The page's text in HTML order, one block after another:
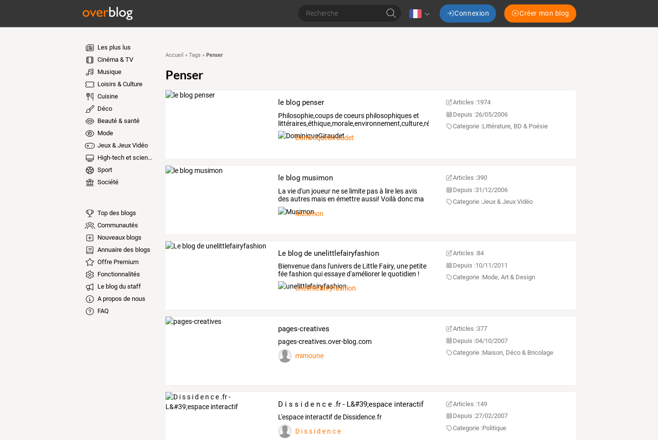
Connexion Créer mon blog
Les plus lus
Cinéma & TV
Musique
Loisirs & Culture
Cuisine
Déco
Beauté & santé
Mode
Jeux & Jeux Vidéo
High-tech et sciences
Sport
Société
Top des blogs
Communautés
Nouveaux blogs
Annuaire des blogs
Offre Premium
Fonctionnalités
Le blog du staff
A propos de nous
FAQ
Accueil » Tags » Penser
Penser
le blog penser
Philosophie,coupsdecoeurs philosophiqueset
littéraires,éthique,morale,environnement,culture,réflexions…
DominiqueGiraudet
Articles :1974
Depuis :26/05/2006
Categorie :Littérature, BD & Poésie
le blog musimon
La vied'un joueur nese limite pasà lire lesavis
desautres maisen émettreaussi! Voilà donc ma
vie,
Musimon
Articles :390
Depuis :31/12/2006
Categorie :Jeux & Jeux Vidéo
Le blog de unelittlefairyfashion
Bienvenue dans l'univers de Little Fairy, une petite
fée fashion qui essaye d'améliorer le quotidien !
unelittlefairyfashion
Articles :84
Depuis :10/11/2011
Categorie :Mode, Art & Design
pages-creatives
pages-creatives.over-blog.com
mimoune
Articles :377
Depuis :04/10/2007
Categorie :Maison, Déco & Bricolage
D i s s i d e n c e .fr - L&#39;espace interactif
L'espace interactif de Dissidence.fr
D i s s i d e n c e
Articles :149
Depuis :27/02/2007
Categorie :Politique